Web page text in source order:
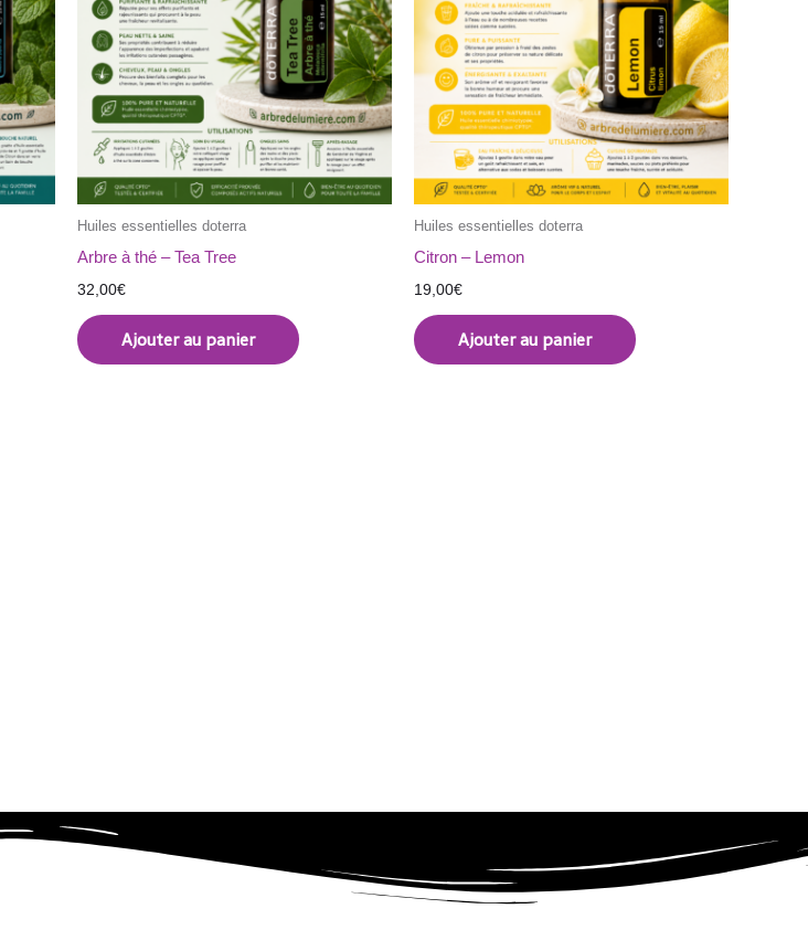
Huiles essentielles doterra
Arbre à thé – Tea Tree
32,00€
Ajouter au panier
Huiles essentielles doterra
Citron – Lemon
19,00€
Ajouter au panier